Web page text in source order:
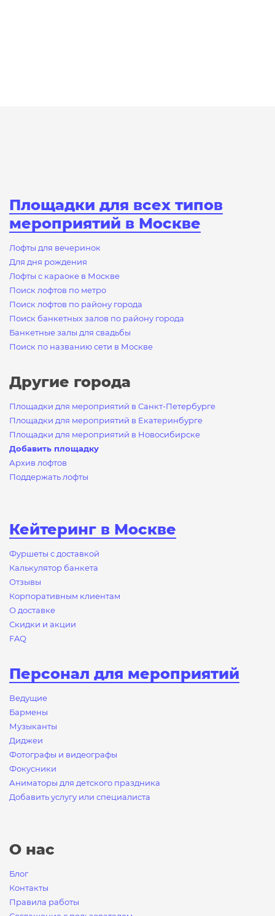
Площадки для всех типов
мероприятий в Москве
Лофты для вечеринок
Для дня рождения
Лофты с караоке в Москве
Поиск лофтов по метро
Поиск лофтов по району города
Поиск банкетных залов по району города
Банкетные залы для свадьбы
Поиск по названию сети в Москве
Другие города
Площадки для мероприятий в Санкт-Петербурге
Площадки для мероприятий в Екатеринбурге
Площадки для мероприятий в Новосибирске
Добавить площадку
Архив лофтов
Поддержать лофты
Кейтеринг в Москве
Фуршеты с доставкой
Калькулятор банкета
Отзывы
Корпоративным клиентам
О доставке
Скидки и акции
FAQ
Персонал для мероприятий
Ведущие
Бармены
Музыканты
Диджеи
Фотографы и видеографы
Фокусники
Аниматоры для детского праздника
Добавить услугу или специалиста
О нас
Блог
Контакты
Правила работы